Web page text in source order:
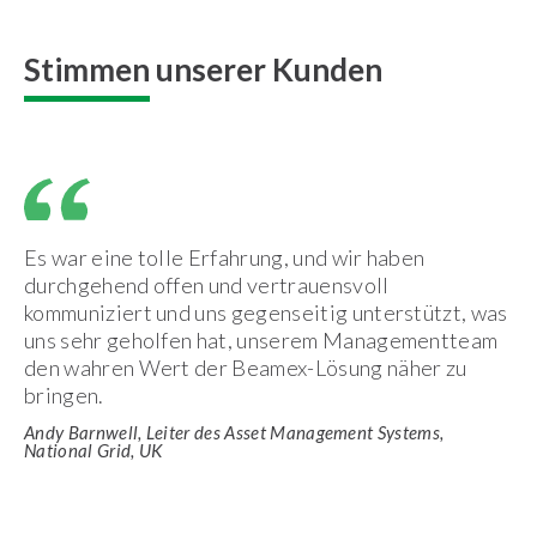
Stimmen unserer Kunden
Es war eine tolle Erfahrung, und wir haben
durchgehend offen und vertrauensvoll
kommuniziert und uns gegenseitig unterstützt, was
uns sehr geholfen hat, unserem Managementteam
den wahren Wert der Beamex-Lösung näher zu
bringen.
Andy Barnwell, Leiter des Asset Management Systems,
National Grid, UK